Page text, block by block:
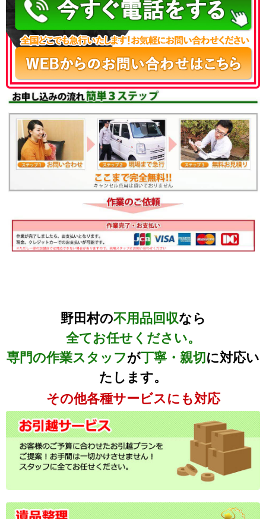
野田村の不用品回収なら
全てお任せください。
専門の作業スタッフが丁寧・親切 に対応い
たします。
その他各種サービスにも対応